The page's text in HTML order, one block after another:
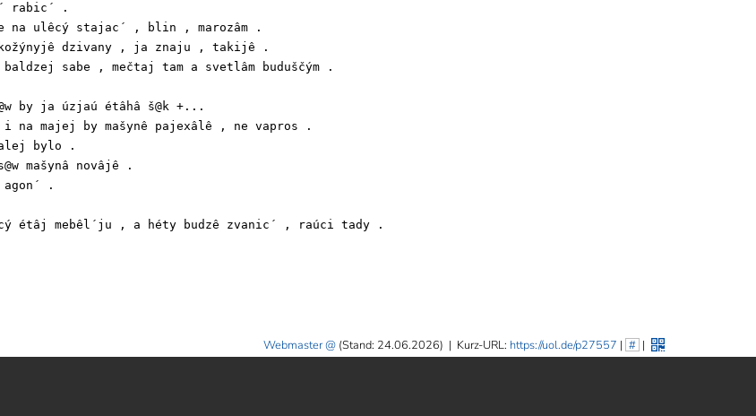
rabic´ .
na ulêcý stajac´ , blin , marozâm .
kožýnyjê dzivany , ja znaju , takijê .
sabe , mečtaj tam a svetlâm buduščým .
by ja úzjaú étâhâ š@k +...
i na majej by mašynê pajexâlê , ne vapros .
bylo .
mašynâ novâjê .
.
étâj mebêl´ju , a héty budzê zvanic´ , raúci tady .
Webmaster (Stand: 24.06.2026) | Kurz-URL: https://uol.de/p27557 | # |